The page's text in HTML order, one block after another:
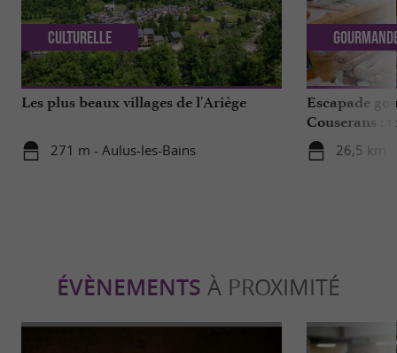
Les plus beaux villages de l'Ariège
271 m - Aulus-les-Bains
Culturelle
Escapade
Couserans :
!
26,5 km
ÉVÈNEMENTS À PROXIMITÉ